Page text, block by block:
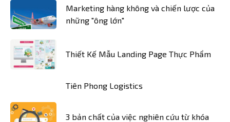
Marketing hàng không và chiến lược của
những "ông lớn"
Thiết Kế Mẫu Landing Page Thực Phẩm
Tiên Phong Logistics
3 bản chất của việc nghiên cứu từ khóa